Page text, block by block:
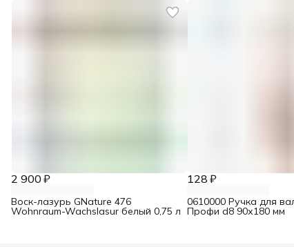
2 900 ₽
Воск-лазурь GNature 476
Wohnraum-Wachslasur белый 0,75 л
128 ₽
0610000 Ручка для
Профи d8 90х180 мм